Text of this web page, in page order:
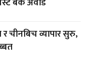
चीनबिच व्यापार सुरु,